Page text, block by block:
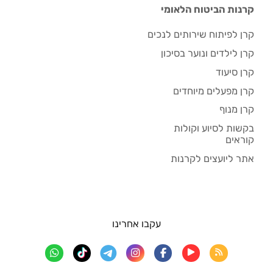
קרנות הביטוח הלאומי
קרן לפיתוח שירותים לנכים
קרן לילדים ונוער בסיכון
קרן סיעוד
קרן מפעלים מיוחדים
קרן מנוף
בקשות לסיוע וקולות
קוראים
אתר ליועצים לקרנות
עקבו אחרינו